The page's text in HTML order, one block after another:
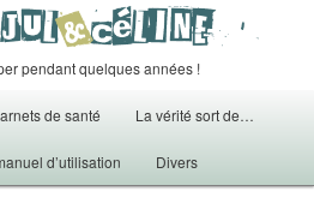
pendant quelques années !
de santé La vérité sort de…
d’utilisation Divers